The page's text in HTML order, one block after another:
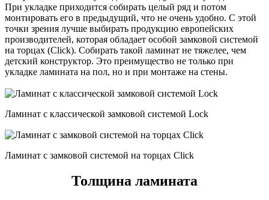
При укладке приходится собирать целый ряд и потом
монтировать его в предыдущий, что не очень удобно. С этой
точки зрения лучше выбирать продукцию европейских
производителей, которая обладает особой замковой системой
на торцах (Click). Собирать такой ламинат не тяжелее, чем
детский конструктор. Это преимущество не только при
укладке ламината на пол, но и при монтаже на стены.
Ламинат с классической замковой системой Lock
Ламинат с замковой системой на торцах Click
Толщина ламината